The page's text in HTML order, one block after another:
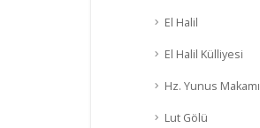
El Halil
El Halil Külliyesi
Hz. Yunus Makamı
Lut Gölü